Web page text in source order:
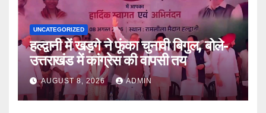
UNCATEGORIZED
हल्द्वानी में खड़गे ने फूंका चुनावी बिगुल, बोले-
उत्तराखंड में कांग्रेस की वापसी तय
AUGUST 8, 2026 ADMIN